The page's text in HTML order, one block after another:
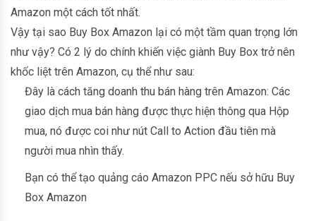
Amazon một cách tốt nhất.
Vậy tại sao Buy Box Amazon lại có một tầm quan trọng lớn
như vậy? Có 2 lý do chính khiến việc giành Buy Box trở nên
khốc liệt trên Amazon, cụ thể như sau:
Đây là cách tăng doanh thu bán hàng trên Amazon: Các
giao dịch mua bán hàng được thực hiện thông qua Hộp
mua, nó được coi như nút Call to Action đầu tiên mà
người mua nhìn thấy.
Bạn có thể tạo quảng cáo Amazon PPC nếu sở hữu Buy
Box Amazon